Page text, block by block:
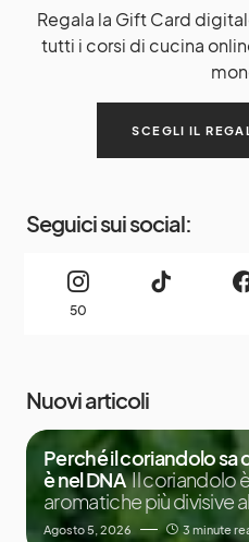
Regala la Gift Card
tutti i corsi di cucina
SCEGLI IL
Seguici sui social:
50
Nuovi articoli
Perché il coriandolo sa
è nel DNA Il coriandolo
aromatiche più divisive
Agosto 5, 2026 3 minute